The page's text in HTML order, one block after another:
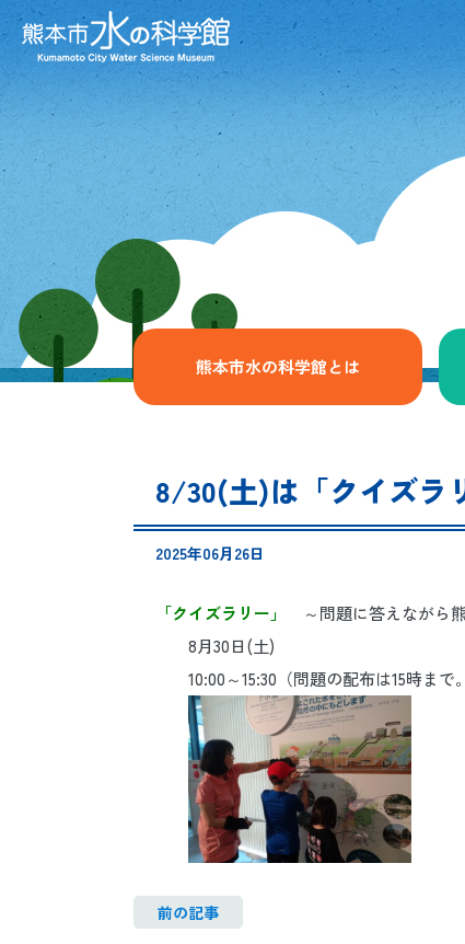
熊本市水の科学館とは
8/30(土)は「クイズラ
2025年06月26日
「クイズラリー」
～問題に答えながら
8月30日(土)
10:00～15:30（問題の配布は15時まで
前の記事